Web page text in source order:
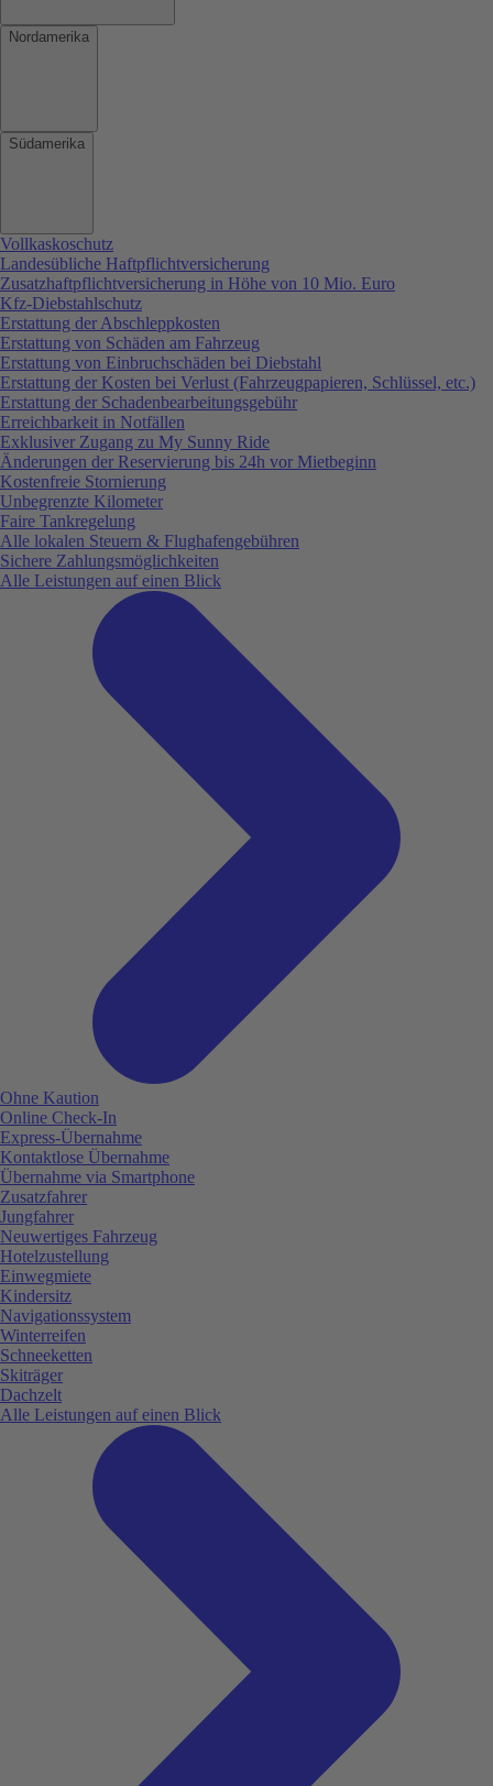
Nordamerika
Südamerika
Vollkaskoschutz
Landesübliche Haftpflichtversicherung
Zusatzhaftpflichtversicherung in Höhe von 10 Mio. Euro
Kfz-Diebstahlschutz
Erstattung der Abschleppkosten
Erstattung von Schäden am Fahrzeug
Erstattung von Einbruchschäden bei Diebstahl
Erstattung der Kosten bei Verlust (Fahrzeugpapieren, Schlüssel, etc.)
Erstattung der Schadenbearbeitungsgebühr
Erreichbarkeit in Notfällen
Exklusiver Zugang zu My Sunny Ride
Änderungen der Reservierung bis 24h vor Mietbeginn
Kostenfreie Stornierung
Unbegrenzte Kilometer
Faire Tankregelung
Alle lokalen Steuern & Flughafengebühren
Sichere Zahlungsmöglichkeiten
Alle Leistungen auf einen Blick
Ohne Kaution
Online Check-In
Express-Übernahme
Kontaktlose Übernahme
Übernahme via Smartphone
Zusatzfahrer
Jungfahrer
Neuwertiges Fahrzeug
Hotelzustellung
Einwegmiete
Kindersitz
Navigationssystem
Winterreifen
Schneeketten
Skiträger
Dachzelt
Alle Leistungen auf einen Blick